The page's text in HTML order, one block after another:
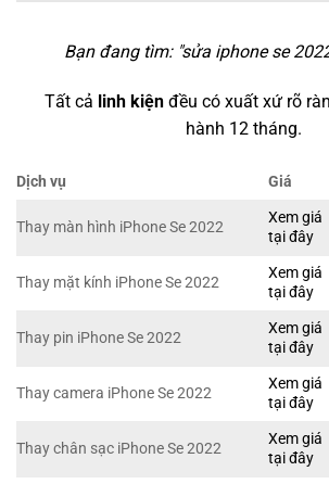
Bạn đang tìm: "sửa iphone se
Tất cả linh kiện đều có xuất xứ rõ
hành 12 tháng.
Dịch vụ Giá
Thay màn hình iPhone Se 2022
Xem giá
tại đây
Thay mặt kính iPhone Se 2022
Xem giá
tại đây
Thay pin iPhone Se 2022
Xem giá
tại đây
Thay camera iPhone Se 2022
Xem giá
tại đây
Thay chân sạc iPhone Se 2022
Xem giá
tại đây